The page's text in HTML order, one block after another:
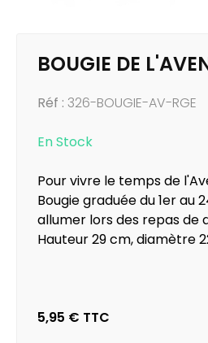
BOUGIE DE
Réf : 326-BOUGIE-AV-RGE
En Stock
Pour vivre le temps de
Bougie graduée du 1er au
allumer lors des repas de
Hauteur 29 cm, diamètre
5,95 € TTC